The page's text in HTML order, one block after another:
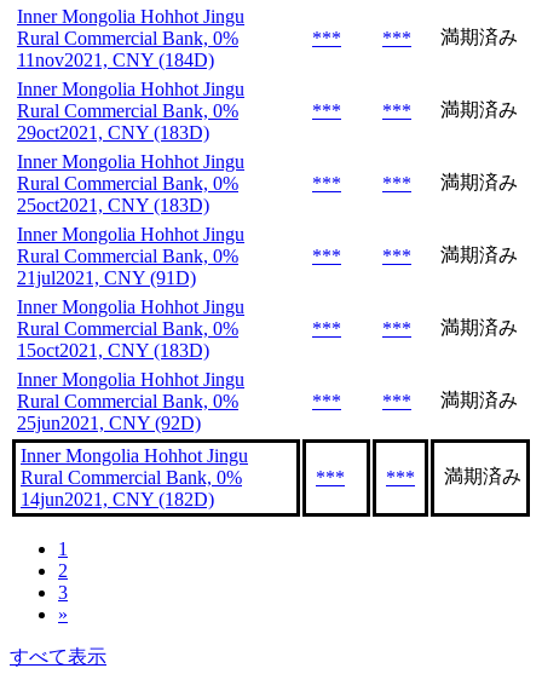
Inner Mongolia Hohhot Jingu
Rural Commercial Bank, 0%
11nov2021, CNY (184D)
*** *** 満期済み
Inner Mongolia Hohhot Jingu
Rural Commercial Bank, 0%
29oct2021, CNY (183D)
*** *** 満期済み
Inner Mongolia Hohhot Jingu
Rural Commercial Bank, 0%
25oct2021, CNY (183D)
*** *** 満期済み
Inner Mongolia Hohhot Jingu
Rural Commercial Bank, 0%
21jul2021, CNY (91D)
*** *** 満期済み
Inner Mongolia Hohhot Jingu
Rural Commercial Bank, 0%
15oct2021, CNY (183D)
*** *** 満期済み
Inner Mongolia Hohhot Jingu
Rural Commercial Bank, 0%
25jun2021, CNY (92D)
*** *** 満期済み
Inner Mongolia Hohhot Jingu
Rural Commercial Bank, 0%
14jun2021, CNY (182D)
*** *** 満期済み
1
2
3
»
すべて表示